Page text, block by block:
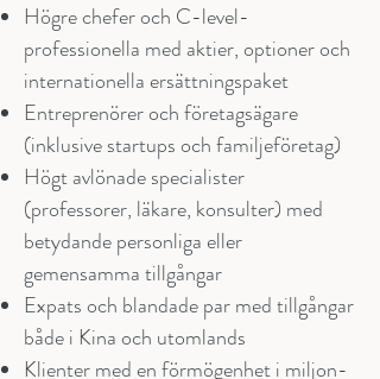
Högre chefer och C-level-
professionella med aktier, optioner och
internationella ersättningspaket
Entreprenörer och företagsägare
(inklusive startups och familjeföretag)
Högt avlönade specialister
(professorer, läkare, konsulter) med
betydande personliga eller
gemensamma tillgångar
Expats och blandade par med tillgångar
både i Kina och utomlands
Klienter med en förmögenhet i miljon-